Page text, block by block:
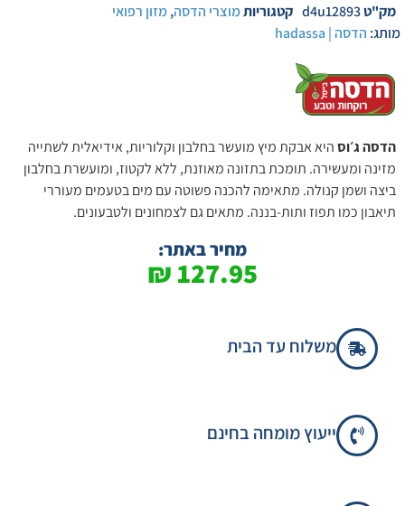
מק"טd4u12893 קטגוריותמוצרי הדסה,מזון רפואי
מותג: הדסה | hadassa
הדסה ג׳וסהיא אבקת מיץ מועשר בחלבון וקלוריות, אידיאלית לשתייה
מזינה ומעשירה. תומכת בתזונה מאוזנת, ללא לקטוז, ומועשרת בחלבון
ביצה ושמן קנולה. מתאימה להכנה פשוטה עם מים בטעמים מעוררי
תיאבון כמו תפוז ותות-בננה. מתאים גם לצמחונים ולטבעונים.
מחיר באתר:
127.95
₪
משלוח עד הבית
ייעוץ מומחה בחינם